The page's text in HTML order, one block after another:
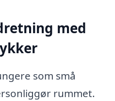
med
som små
rummet.